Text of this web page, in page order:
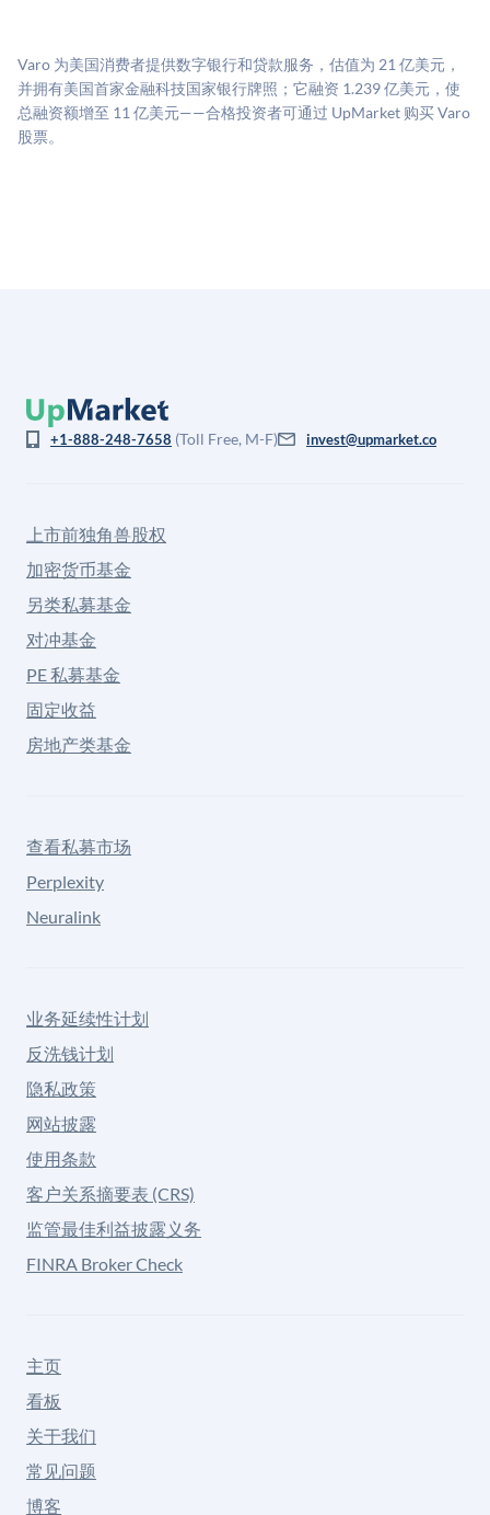
司可比倍数应用私有公司折扣，以反映流动性不足和信
息不对称。此估值不构成投资建议，可能与实际交易价
格存在重大差异。
Varo 为美国消费者提供数字银行和贷款服务，估值为 21 亿美元，
并拥有美国首家金融科技国家银行牌照；它融资 1.239 亿美元，使
总融资额增至 11 亿美元——合格投资者可通过 UpMarket 购买 Varo
股票。
+1-888-248-7658 (Toll Free, M-F) invest@upmarket.co
上市前独角兽股权
加密货币基金
另类私募基金
对冲基金
PE 私募基金
固定收益
房地产类基金
查看私募市场
Perplexity
Neuralink
业务延续性计划
反洗钱计划
隐私政策
网站披露
使用条款
客户关系摘要表 (CRS)
监管最佳利益披露义务
FINRA Broker Check
主页
看板
关于我们
常见问题
博客